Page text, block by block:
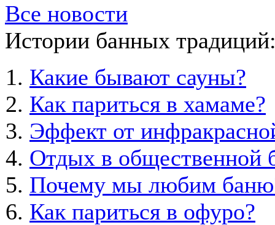
Все новости
Истории банных
Какие бывают сауны?
Как париться в хамаме?
Эффект от
Отдых в общественной
Почему мы любим
Как париться в офуро?